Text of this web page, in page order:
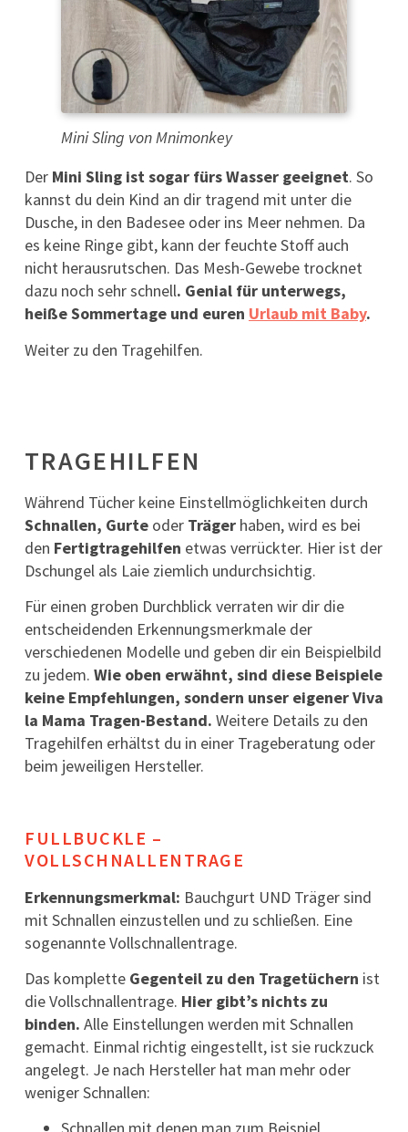
Mini Sling von Mnimonkey
Der Mini Sling ist sogar fürs Wasser geeignet. So
kannst du dein Kind an dir tragend mit unter die
Dusche, in den Badesee oder ins Meer nehmen. Da
es keine Ringe gibt, kann der feuchte Stoff auch
nicht herausrutschen. Das Mesh-Gewebe trocknet
dazu noch sehr schnell. Genial für unterwegs,
heiße Sommertage und euren Urlaub mit Baby.
Weiter zu den Tragehilfen.
TRAGEHILFEN
Während Tücher keine Einstellmöglichkeiten durch
Schnallen, Gurte oder Träger haben, wird es bei
den Fertigtragehilfen etwas verrückter. Hier ist der
Dschungel als Laie ziemlich undurchsichtig.
Für einen groben Durchblick verraten wir dir die
entscheidenden Erkennungsmerkmale der
verschiedenen Modelle und geben dir ein Beispielbild
zu jedem. Wie oben erwähnt, sind diese Beispiele
keine Empfehlungen, sondern unser eigener Viva
la Mama Tragen-Bestand. Weitere Details zu den
Tragehilfen erhältst du in einer Trageberatung oder
beim jeweiligen Hersteller.
FULLBUCKLE –
VOLLSCHNALLENTRAGE
Erkennungsmerkmal: Bauchgurt UND Träger sind
mit Schnallen einzustellen und zu schließen. Eine
sogenannte Vollschnallentrage.
Das komplette Gegenteil zu den Tragetüchern ist
die Vollschnallentrage. Hier gibt’s nichts zu
binden. Alle Einstellungen werden mit Schnallen
gemacht. Einmal richtig eingestellt, ist sie ruckzuck
angelegt. Je nach Hersteller hat man mehr oder
weniger Schnallen: